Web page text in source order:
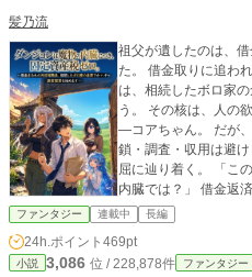
髪乃流
祖父が遺したのは、
た。 借金取りに追わ
は、相続したボロ家
う。 その核は、人の
―コアちゃん。 だが
鎖・調査・収用は避
屈に辿り着く。 「こ
内臓では？」 借金返
れた普通の暮らしを
少女、金の匂いに敏
のが噛み合っていく
――消えた祖父は、な
ファンタジー 連載中 長編
24h.ポイント 469pt
小説 3,086 位 / 228,878件 ファンタジー